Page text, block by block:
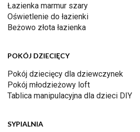
Łazienka marmur szary
Oświetlenie do łazienki
Beżowo złota łazienka
POKÓJ DZIECIĘCY
Pokój dziecięcy dla dziewczynek
Pokój młodzieżowy loft
Tablica manipulacyjna dla dzieci DIY
SYPIALNIA